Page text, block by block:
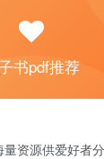
计算机 移动设备 软件下载....
书pdf推荐
资源供爱好者